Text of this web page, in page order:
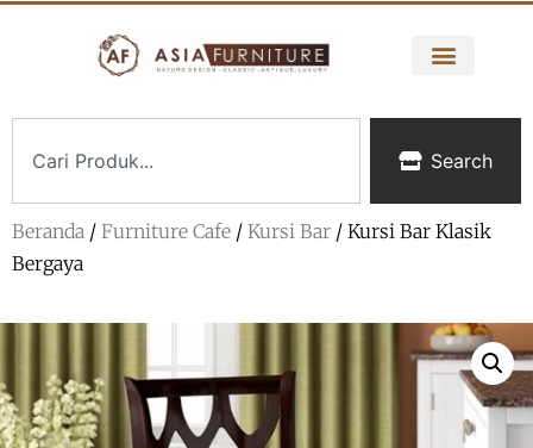
Search
Beranda / Furniture Cafe / Kursi Bar / Kursi Bar Klasik
Bergaya